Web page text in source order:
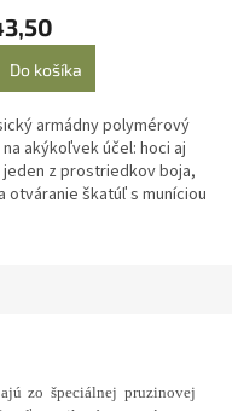
Do košíka
armádny polymérový
akýkoľvek účel: hoci aj
jeden z prostriedkov boja,
otváranie škatúľ s muníciou
zo špeciálnej pruzinovej